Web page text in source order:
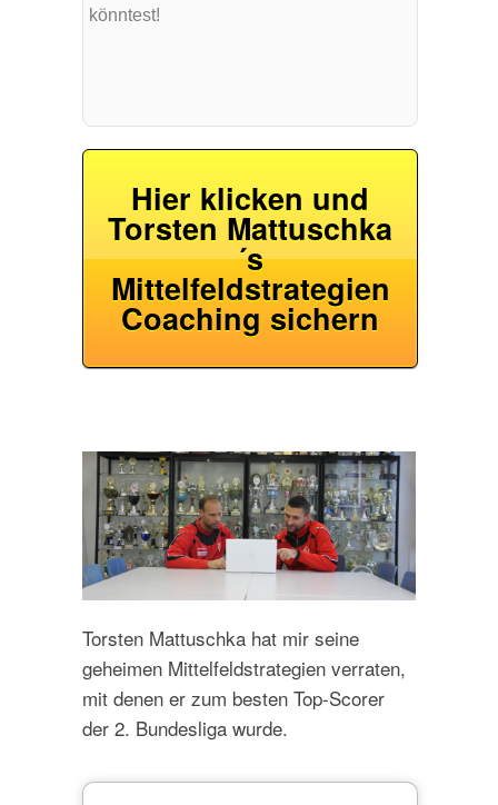
könntest!
Hier klicken und
Torsten Mattuschka
´s
Mittelfeldstrategien
Coaching sichern
Torsten Mattuschka hat mir seine
geheimen Mittelfeldstrategien verraten,
mit denen er zum besten Top-Scorer
der 2. Bundesliga wurde.